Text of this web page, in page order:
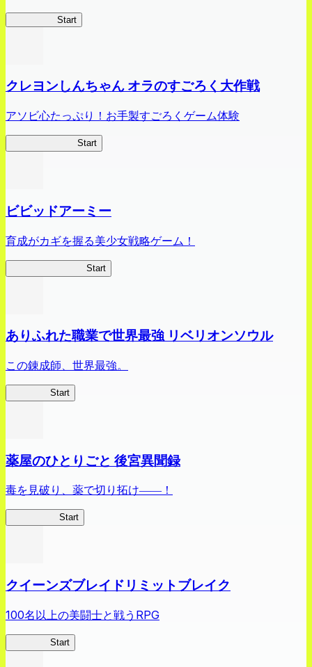
Start
クレヨンしんちゃん オラのすごろく大作戦
アソビ心たっぷり！お手製すごろくゲーム体験
Start
ビビッドアーミー
育成がカギを握る美少女戦略ゲーム！
Start
ありふれた職業で世界最強 リベリオンソウル
この錬成師、世界最強。
Start
薬屋のひとりごと 後宮異聞録
毒を見破り、薬で切り拓け――！
Start
クイーンズブレイドリミットブレイク
100名以上の美闘士と戦うRPG
Start